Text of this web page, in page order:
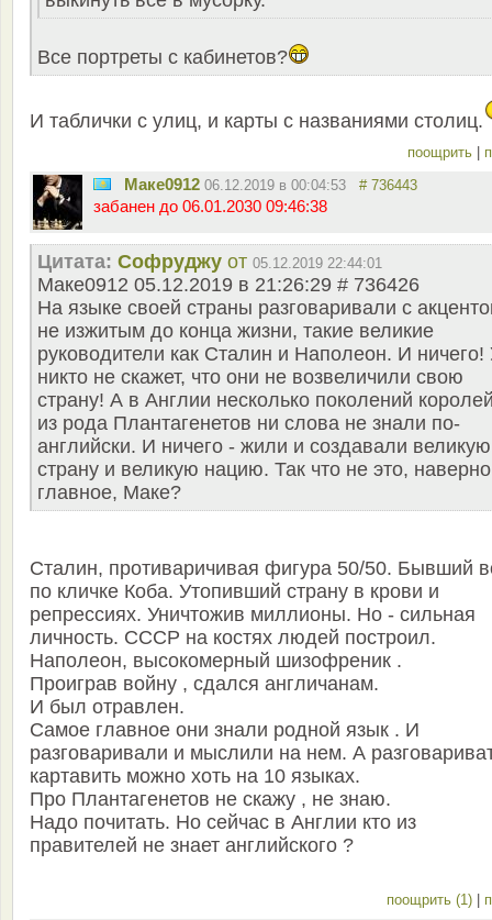
Все портреты с кабинетов?
И таблички с улиц, и карты с названиями столиц.
поощрить |
Маке0912 06.12.2019 в 00:04:53 # 736443
забанен до 06.01.2030 09:46:38
Цитата: Софруджу от 05.12.2019 22:44:01
Маке0912 05.12.2019 в 21:26:29 # 736426
На языке своей страны разговаривали с
не изжитым до конца жизни, такие великие
руководители как Сталин и Наполеон. И ничего!
никто не скажет, что они не возвеличили свою
страну! А в Англии несколько поколений
из рода Плантагенетов ни слова не знали по-
английски. И ничего - жили и создавали великую
страну и великую нацию. Так что не это,
главное, Маке?
Сталин, противаричивая фигура 50/50. Бывший
по кличке Коба. Утопивший страну в крови и
репрессиях. Уничтожив миллионы. Но - сильная
личность. СССР на костях людей построил.
Наполеон, высокомерный шизофреник .
Проиграв войну , сдался англичанам.
И был отравлен.
Самое главное они знали родной язык . И
разговаривали и мыслили на нем. А
картавить можно хоть на 10 языках.
Про Плантагенетов не скажу , не знаю.
Надо почитать. Но сейчас в Англии кто из
правителей не знает английского ?
поощрить (1) |